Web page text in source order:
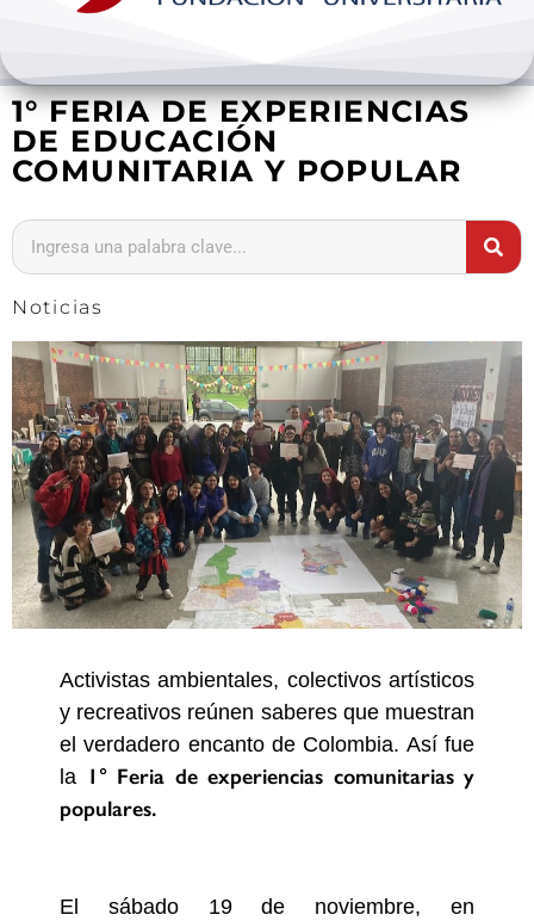
Internacionalización
Investigación
Extension y desarrollo
1° FERIA DE EXPERIENCIAS
DE EDUCACIÓN
COMUNITARIA Y POPULAR
Noticias
Activistas ambientales, colectivos artísticos
y recreativos reúnen saberes que muestran
el verdadero encanto de Colombia. Así fue
la 1° Feria de experiencias comunitarias y
populares.
El sábado 19 de noviembre, en